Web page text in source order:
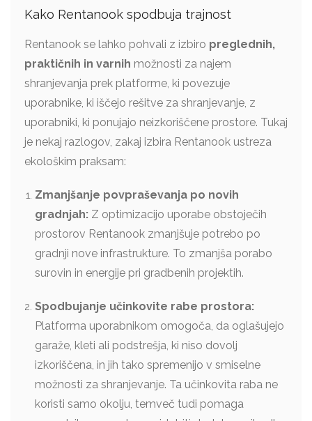
Kako Rentanook spodbuja trajnost
Rentanook se lahko pohvali z izbiro preglednih,
praktičnih in varnih možnosti za najem
shranjevanja prek platforme, ki povezuje
uporabnike, ki iščejo rešitve za shranjevanje, z
uporabniki, ki ponujajo neizkoriščene prostore. Tukaj
je nekaj razlogov, zakaj izbira Rentanook ustreza
ekološkim praksam:
Zmanjšanje povpraševanja po novih
gradnjah: Z optimizacijo uporabe obstoječih
prostorov Rentanook zmanjšuje potrebo po
gradnji nove infrastrukture. To zmanjša porabo
surovin in energije pri gradbenih projektih.
Spodbujanje učinkovite rabe prostora:
Platforma uporabnikom omogoča, da oglašujejo
garaže, kleti ali podstrešja, ki niso dovolj
izkoriščena, in jih tako spremenijo v smiselne
možnosti za shranjevanje. Ta učinkovita raba ne
koristi samo okolju, temveč tudi pomaga